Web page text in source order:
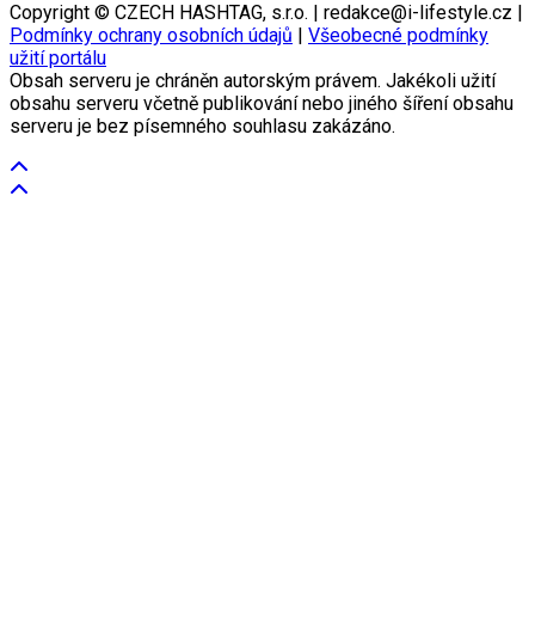
Copyright © CZECH HASHTAG, s.r.o. | redakce@i-lifestyle.cz |
Podmínky ochrany osobních údajů
Všeobecné podmínky
užití portálu
Obsah serveru je chráněn autorským právem. Jakékoli užití
obsahu serveru včetně publikování nebo jiného šíření obsahu
serveru je bez písemného souhlasu zakázáno.